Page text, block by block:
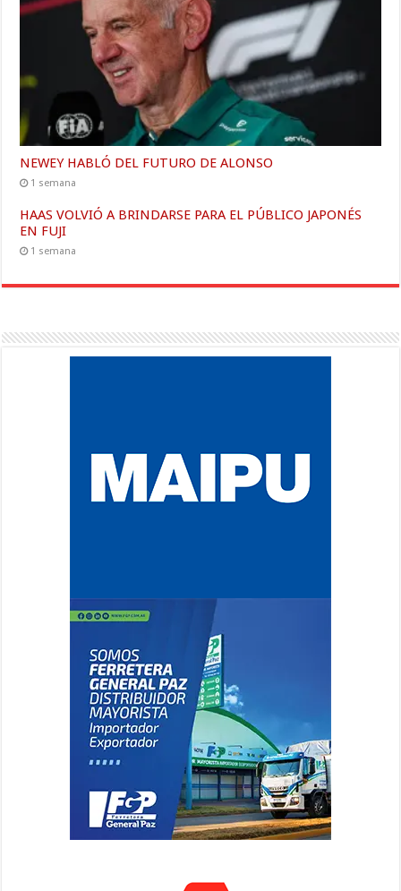
NEWEY HABLÓ DEL FUTURO DE ALONSO
1 semana
HAAS VOLVIÓ A BRINDARSE PARA EL PÚBLICO JAPONÉS
EN FUJI
1 semana